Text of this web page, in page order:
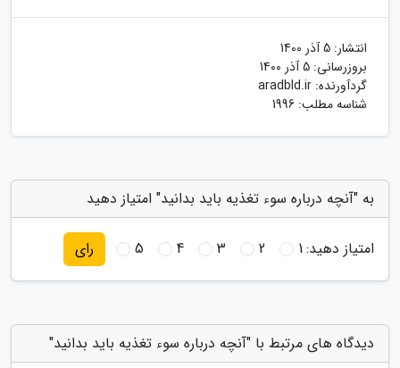
انتشار: 5 آذر 1400
بروزرسانی: 5 آذر 1400
گردآورنده: aradbld.ir
شناسه مطلب: 1996
به "آنچه درباره سوء تغذیه باید بدانید" امتیاز دهید
امتیاز دهید:1
2
3
4
5 رای
دیدگاه های مرتبط با "آنچه درباره سوء تغذیه باید بدانید"